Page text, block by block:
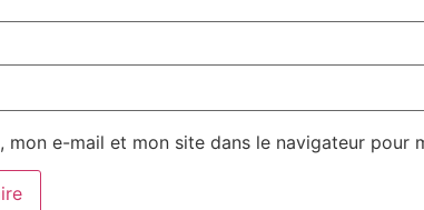
mon e-mail et mon site dans le navigateur pour